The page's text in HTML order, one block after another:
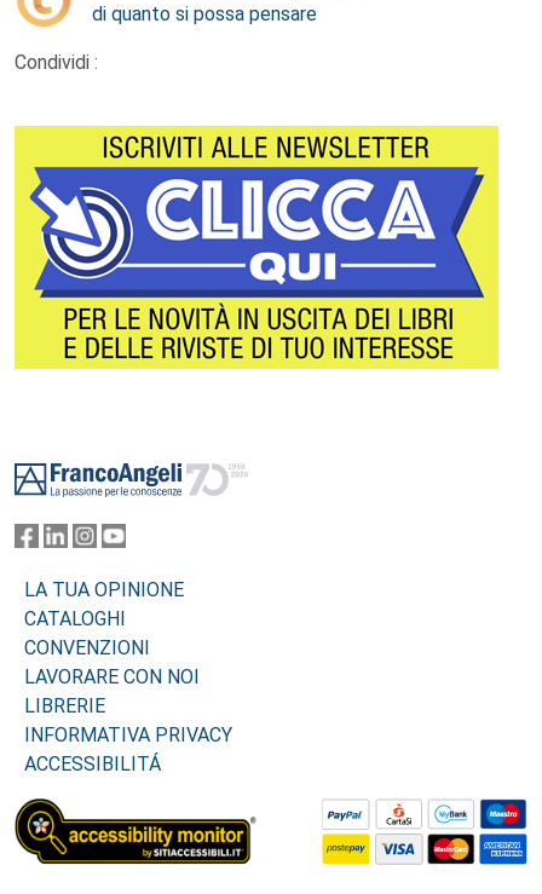
di quanto si possa pensare
Condividi :
LA TUA OPINIONE
CATALOGHI
CONVENZIONI
LAVORARE CON NOI
LIBRERIE
INFORMATIVA PRIVACY
ACCESSIBILITÁ